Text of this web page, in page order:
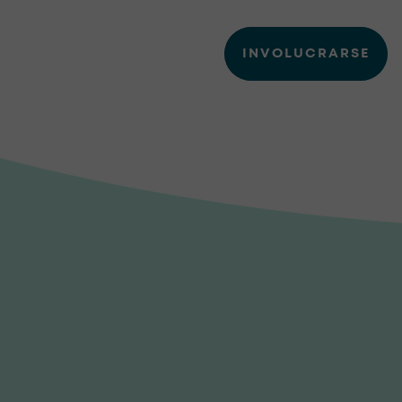
INVOLUCRARSE